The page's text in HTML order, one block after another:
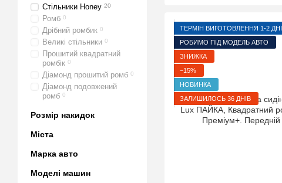
ТЕРМІН ВИГОТОВЛЕННЯ 1-2 ДНІ
РОБИМО ПІД МОДЕЛЬ АВТО
ЗНИЖКА
−15%
НОВИНКА
ЗАЛИШИЛОСЬ 36 ДНІВ
Стільники Honey 20
Ромб 0
Дрібний ромбик 0
Великі стільники 0
Прошитий квадратний
ромбік 0
Діамонд прошитий ромб 0
Діамонд подовжений
ромб 0
Розмір накидок
Міста
Марка авто
Моделі машин